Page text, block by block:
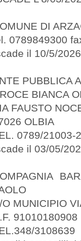
DI
0789849300
il 10/5/
PUBBLICA
BIANCA
FAUSTO
OLBIA
0789/21003-
il 03/05/
O MUNICIPIO
91010180908
3108639